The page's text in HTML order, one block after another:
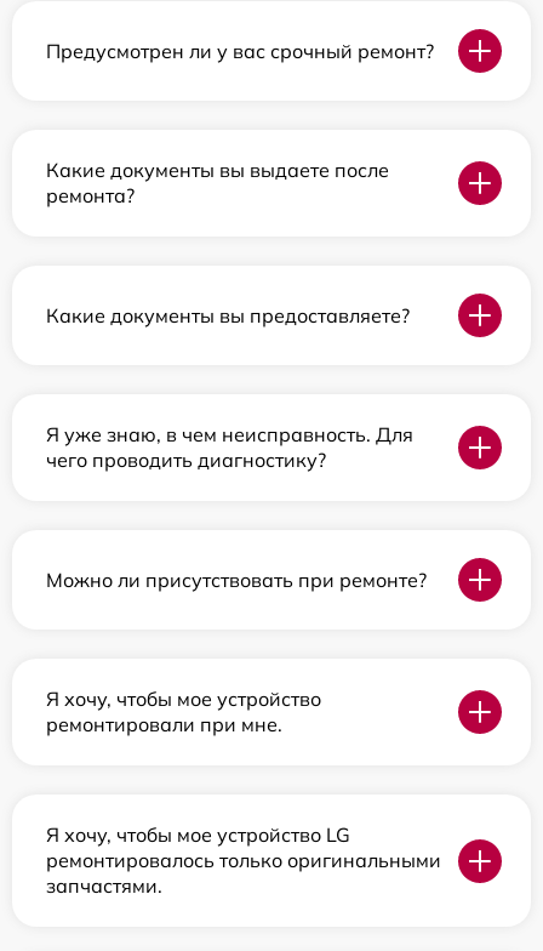
Предусмотрен ли у вас срочный ремонт?
Какие документы вы выдаете после
ремонта?
Какие документы вы предоставляете?
Я уже знаю, в чем неисправность. Для
чего проводить диагностику?
Можно ли присутствовать при ремонте?
Я хочу, чтобы мое устройство
ремонтировали при мне.
Я хочу, чтобы мое устройство LG
ремонтировалось только оригинальными
запчастями.